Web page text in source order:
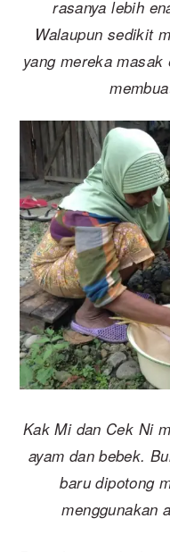
rasanya lebih
Walaupun sedikit
yang mereka
Kak Mi dan Cek Ni
ayam dan bebek.
baru dipotong
menggunakan